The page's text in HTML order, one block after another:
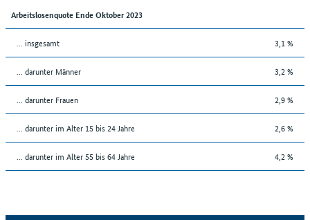
Arbeitslosenquote Ende Oktober 2023
... insgesamt 3,1 %
... darunter Männer 3,2 %
... darunter Frauen 2,9 %
... darunter im Alter 15 bis 24 Jahre 2,6 %
... darunter im Alter 55 bis 64 Jahre 4,2 %